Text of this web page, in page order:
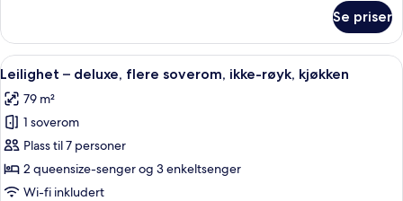
3
x
2)
ikke-
røyk,
kjøkken
(Luxury
House
x
2)
Se priser
Åpne
alle
bildene
av
Leilighet
–
deluxe,
Leilighet – deluxe, flere soverom,
7
Leilighet – deluxe, flere soverom, ikke-røyk, kjøkken
79 m²
1 soverom
Plass til 7 personer
2 queensize-senger og 3 enkeltsenger
Wi-fi inkludert